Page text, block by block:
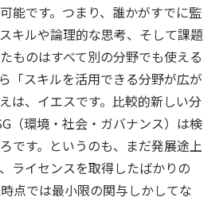
能です。つまり、誰かがすでに監
キルや論理的な思考、そして課題
ものはすべて別の分野でも使える
「スキルを活用できる分野が広が
は、イエスです。比較的新しい分
（環境・社会・ガバナンス）は検
です。というのも、まだ発展途上
ライセンスを取得したばかりの
点では最小限の関与しかしてな